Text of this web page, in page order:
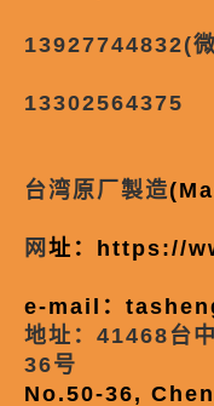
13927744832(
13302564375
台湾原厂製造
网 址： https://
e-mail：
地址：41468台
36号
No.50-36,